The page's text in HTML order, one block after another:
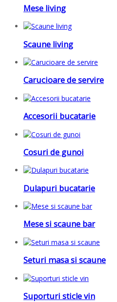
Mese living
Scaune living
Carucioare de servire
Accesorii bucatarie
Cosuri de gunoi
Dulapuri bucatarie
Mese si scaune bar
Seturi masa si scaune
Suporturi sticle vin